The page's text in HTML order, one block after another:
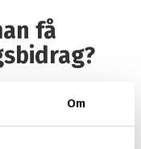
Om
få
fått en
hon har svårt